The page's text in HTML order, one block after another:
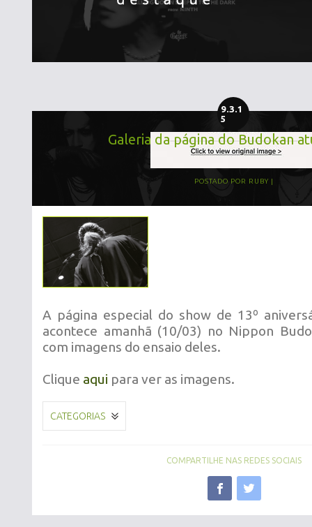
9.3.1
5
Galeria da página do Budokan
POSTADO POR RUBY
A página especial do show de 13º
acontece amanhã (10/03) no Nippon
com imagens do ensaio deles.
Clique aqui para ver as imagens.
CATEGORIAS
COMPARTILHE NAS REDES SOCIAIS